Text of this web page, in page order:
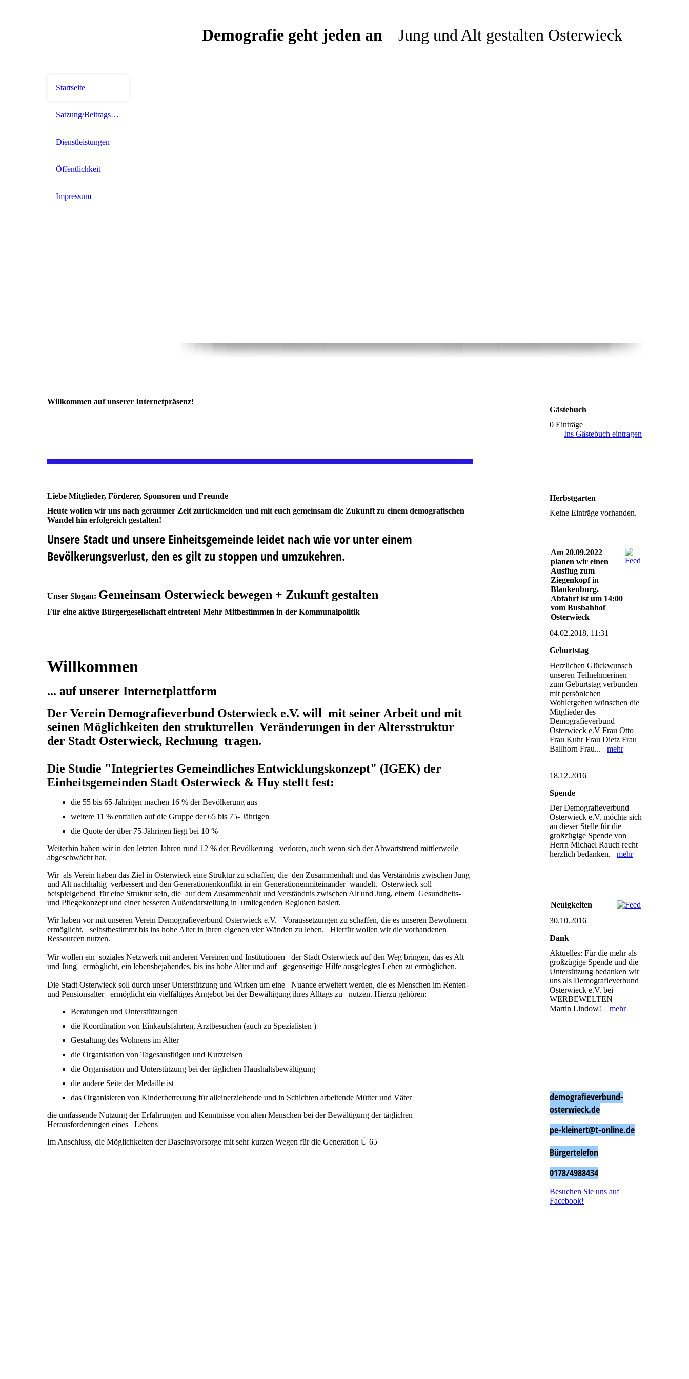
Demografie geht jeden an – Jung und Alt gestalten Osterwieck
Startseite
Satzung/Beitragsordnung
Dienstleistungen
Öffentlichkeit
Impressum
Willkommen auf unserer Internetpräsenz!
Liebe Mitglieder, Förderer, Sponsoren und Freunde
Heute wollen wir uns nach geraumer Zeit zurückmelden und mit euch gemeinsam die Zukunft zu einem demografischen
Wandel hin erfolgreich gestalten!
Unsere Stadt und unsere Einheitsgemeinde leidet nach wie vor unter einem
Bevölkerungsverlust, den es gilt zu stoppen und umzukehren.
Unser Slogan: Gemeinsam Osterwieck bewegen + Zukunft gestalten
Für eine aktive Bürgergesellschaft eintreten! Mehr Mitbestimmen in der Kommunalpolitik
Willkommen
... auf unserer Internetplattform
Der Verein Demografieverbund Osterwieck e.V. will mit seiner Arbeit und mit
seinen Möglichkeiten den strukturellen Veränderungen in der Altersstruktur
der Stadt Osterwieck, Rechnung tragen.
Die Studie "Integriertes Gemeindliches Entwicklungskonzept" (IGEK) der
Einheitsgemeinden Stadt Osterwieck & Huy stellt fest:
die 55 bis 65-Jährigen machen 16 % der Bevölkerung aus
weitere 11 % entfallen auf die Gruppe der 65 bis 75- Jährigen
die Quote der über 75-Jährigen liegt bei 10 %
Weiterhin haben wir in den letzten Jahren rund 12 % der Bevölkerung verloren, auch wenn sich der Abwärtstrend mittlerweile
abgeschwächt hat.
Wir als Verein haben das Ziel in Osterwieck eine Struktur zu schaffen, die den Zusammenhalt und das Verständnis zwischen Jung
und Alt nachhaltig verbessert und den Generationenkonflikt in ein Generationenmiteinander wandelt. Osterwieck soll
beispielgebend für eine Struktur sein, die auf dem Zusammenhalt und Verständnis zwischen Alt und Jung, einem Gesundheits-
und Pflegekonzept und einer besseren Außendarstellung in umliegenden Regionen basiert.
Wir haben vor mit unseren Verein Demografieverbund Osterwieck e.V. Voraussetzungen zu schaffen, die es unseren Bewohnern
ermöglicht, selbstbestimmt bis ins hohe Alter in ihren eigenen vier Wänden zu leben. Hierfür wollen wir die vorhandenen
Ressourcen nutzen.
Wir wollen ein soziales Netzwerk mit anderen Vereinen und Institutionen der Stadt Osterwieck auf den Weg bringen, das es Alt
und Jung ermöglicht, ein lebensbejahendes, bis ins hohe Alter und auf gegenseitige Hilfe ausgelegtes Leben zu ermöglichen.
Die Stadt Osterwieck soll durch unser Unterstützung und Wirken um eine Nuance erweitert werden, die es Menschen im Renten-
und Pensionsalter ermöglicht ein vielfältiges Angebot bei der Bewältigung ihres Alltags zu nutzen. Hierzu gehören:
Beratungen und Unterstützungen
die Koordination von Einkaufsfahrten, Arztbesuchen (auch zu Spezialisten )
Gestaltung des Wohnens im Alter
die Organisation von Tagesausflügen und Kurzreisen
die Organisation und Unterstützung bei der täglichen Haushaltsbewältigung
die andere Seite der Medaille ist
das Organisieren von Kinderbetreuung für alleinerziehende und in Schichten arbeitende Mütter und Väter
die umfassende Nutzung der Erfahrungen und Kenntnisse von alten Menschen bei der Bewältigung der täglichen
Herausforderungen eines Lebens
Im Anschluss, die Möglichkeiten der Daseinsvorsorge mit sehr kurzen Wegen für die Generation Ü 65
Gästebuch
0 Einträge
Ins Gästebuch eintragen
Herbstgarten
Keine Einträge vorhanden.
Am 20.09.2022
planen wir einen
Ausflug zum
Ziegenkopf in
Blankenburg.
Abfahrt ist um 14:00
vom Busbahhof
Osterwieck
04.02.2018, 11:31
Geburtstag
Herzlichen Glückwunsch
unseren Teilnehmerinen
zum Geburtstag verbunden
mit persönlchen
Wohlergehen wünschen die
Mitglieder des
Demografieverbund
Osterwieck e.V Frau Otto
Frau Kuhr Frau Dietz Frau
Ballhorn Frau... mehr
18.12.2016
Spende
Der Demografieverbund
Osterwieck e.V. möchte sich
an dieser Stelle für die
großzügige Spende von
Herrn Michael Rauch recht
herzlich bedanken. mehr
Neuigkeiten
30.10.2016
Dank
Aktuelles: Für die mehr als
großzügige Spende und die
Untersützung bedanken wir
uns als Demografieverbund
Osterwieck e.V. bei
WERBEWELTEN
Martin Lindow! mehr
demografieverbund-
osterwieck.de
pe-kleinert@t-online.de
Bürgertelefon
0178/4988434
Besuchen Sie uns auf
Facebook!